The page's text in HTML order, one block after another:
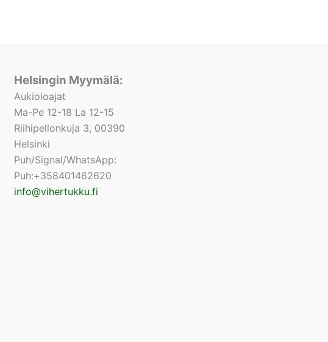
Helsingin Myymälä:
Aukioloajat
Ma-Pe 12-18 La 12-15
Riihipellonkuja 3, 00390
Helsinki
Puh/Signal/WhatsApp:
Puh:+358401462620
info@vihertukku.fi